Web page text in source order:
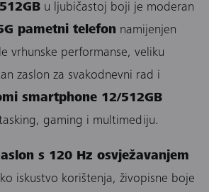
u ljubičastoj boji je moderan
pametni telefon namijenjen
vrhunske performanse, veliku
zaslon za svakodnevni rad i
smartphone 12/512GB
gaming i multimediju.
s 120 Hz osvježavanjem
iskustvo korištenja, živopisne boje